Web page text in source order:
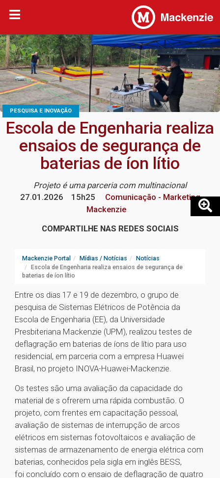
PESQUISA E INOVAÇÃO
Escola de Engenharia realiza
ensaios de segurança de
baterias de íon lítio
Projeto é uma parceria com multinacional
27.01.2026
15h25
Comunicação - Marketing
Mackenzie
COMPARTILHE NAS REDES SOCIAIS
Mackenzie Portal Mídias / Notícias
Notícias
Escola de Engenharia realiza ensaios de segurança de
baterias de íon lítio
Entre os dias 17 e 19 de dezembro, o grupo de
pesquisa de Sistemas Elétricos de Potência da
Escola de Engenharia (EE), da Universidade
Presbiteriana Mackenzie (UPM), realizou testes de
deflagração em baterias de íons de lítio para uso
residencial, em parceria com a empresa Huawei
Brasil, no projeto INOVA-Huawei-Mackenzie.
Os testes são uma avaliação da capacidade do
material de s ofrerem uma rápida combustão. O
projeto, com frentes em capacitação pessoal,
avaliação de sistemas de interrupção de arcos
elétricos em sistemas fotovoltaicos e avaliação de
sistemas de armazenamento de energia elétrica com
baterias, conhecidos pela sigla em inglês BESS,
foi concluído com o ensaio de deflagração de quatro